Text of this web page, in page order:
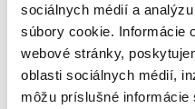
sociálnych médií a
súbory cookie. Informácie
webové stránky,
oblasti sociálnych médií,
môžu príslušné
vhodný darček pre každého
chlapa
veľká sada
poháre a kocky ľadu súčasťou
sady
28,00 €
(22,76 €bez DPH)